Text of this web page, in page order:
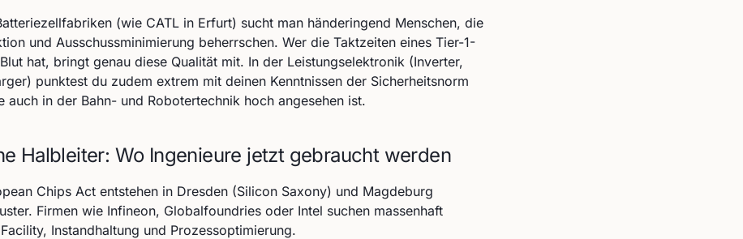
(wie CATL in Erfurt) sucht man händeringend Menschen, die
und Ausschussminimierung beherrschen. Wer die Taktzeiten eines Tier-1-
hat, bringt genau diese Qualität mit. In der Leistungselektronik (Inverter,
punktest du zudem extrem mit deinen Kenntnissen der Sicherheitsnorm
auch in der Bahn- und Robotertechnik hoch angesehen ist.
Halbleiter: Wo Ingenieure jetzt gebraucht werden
Chips Act entstehen in Dresden (Silicon Saxony) und Magdeburg
Firmen wie Infineon, Globalfoundries oder Intel suchen massenhaft
Instandhaltung und Prozessoptimierung.